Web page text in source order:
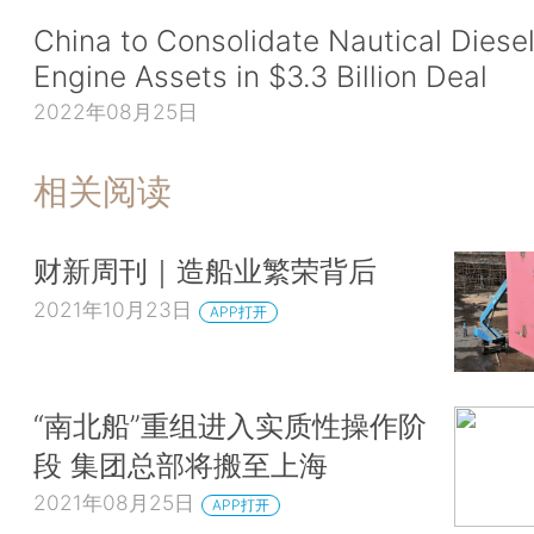
China to Consolidate Nautical Diesel
Engine Assets in $3.3 Billion Deal
2022年08月25日
相关阅读
财新周刊｜造船业繁荣背后
2021年10月23日 APP打开
“南北船”重组进入实质性操作阶
段 集团总部将搬至上海
2021年08月25日 APP打开